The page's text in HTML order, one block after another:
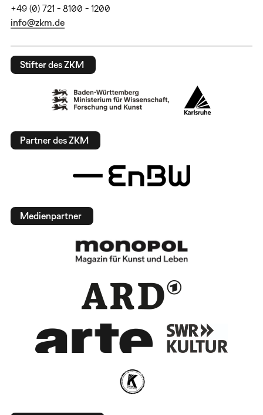
+49 (0) 721 - 8100 - 1200
info@zkm.de
Stifter des ZKM
Partner des ZKM
Medienpartner